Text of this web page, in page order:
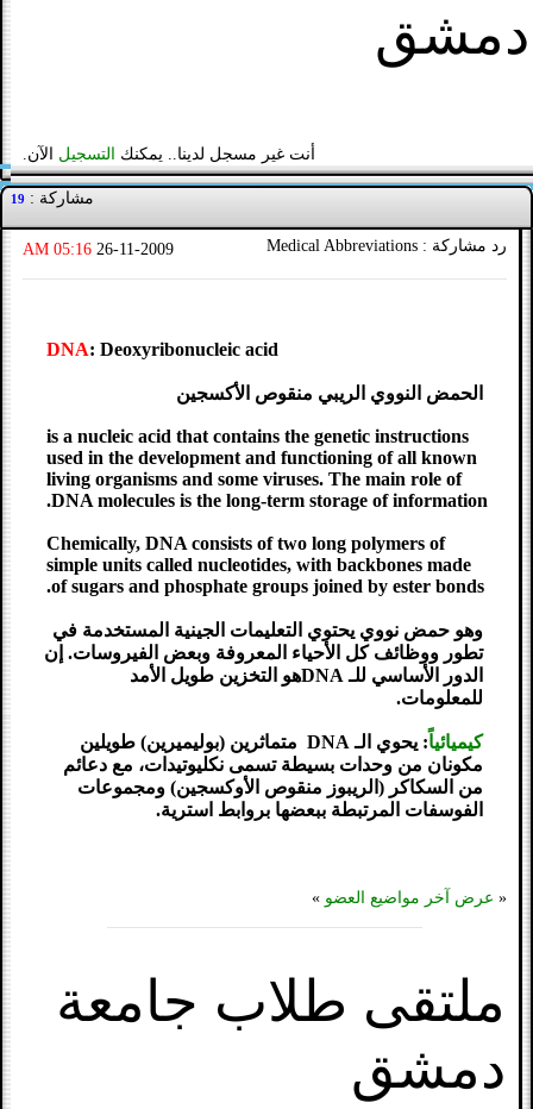
دمشق
أنت غير مسجل لدينا.. يمكنك التسجيل الآن.
مشاركة : 19
رد مشاركة : Medical Abbreviations 26-11-2009
05:16 AM
DNA: Deoxyribonucleic acid
الحمض النووي الريبي منقوص الأكسجين
is a nucleic acid that contains the genetic instructions
used in the development and functioning of all known
living organisms and some viruses. The main role of
DNA molecules is the long-term storage of information.
Chemically, DNA consists of two long polymers of
simple units called nucleotides, with backbones made
of sugars and phosphate groups joined by ester bonds.
وهو حمض نووي يحتوي التعليمات الجينية المستخدمة في
تطور ووظائف كل الأحياء المعروفة وبعض الفيروسات. إن
الدور الأساسي للـ DNAهو التخزين طويل الأمد
للمعلومات.
كيميائياً
: يحوي الـ DNA متماثرين (بوليميرين) طويلين
مكونان من وحدات بسيطة تسمى نكليوتيدات، مع دعائم
من السكاكر (الريبوز منقوص الأوكسجين) ومجموعات
الفوسفات المرتبطة ببعضها بروابط استرية.
« عرض آخر مواضيع العضو »
ملتقى طلاب جامعة
دمشق